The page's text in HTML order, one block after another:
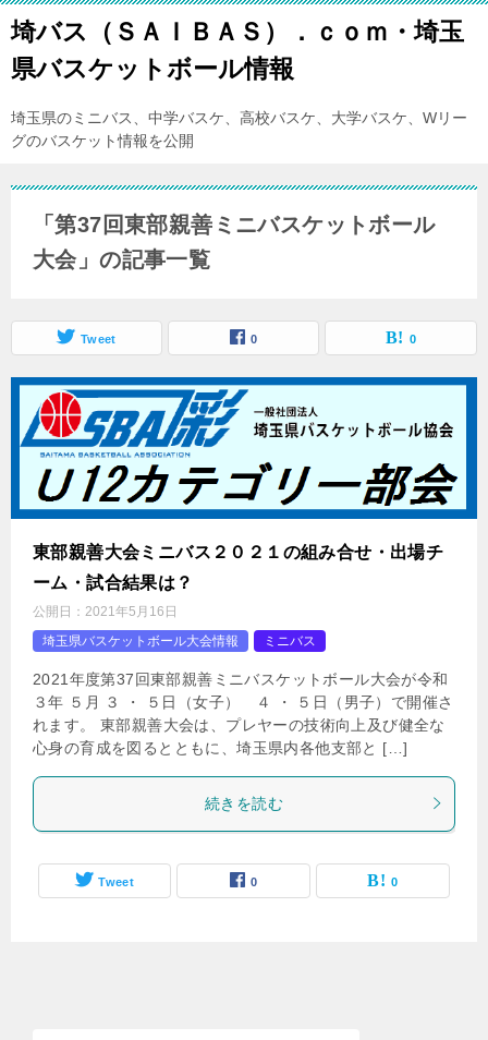
埼バス（ＳＡＩＢＡＳ）．ｃｏｍ・埼玉
県バスケットボール情報
埼玉県のミニバス、中学バスケ、高校バスケ、大学バスケ、Wリー
グのバスケット情報を公開
「第37回東部親善ミニバスケットボール
大会」の記事一覧
Tweet 0 0
東部親善大会ミニバス２０２１の組み合せ・出場チ
ーム・試合結果は？
公開日： 2021年5月16日
埼玉県バスケットボール大会情報
ミニバス
2021年度第37回東部親善ミニバスケットボール大会が令和
３年 ５月 ３ ・ ５日（女子） ４ ・ ５日（男子）で開催さ
れます。 東部親善大会は、プレヤーの技術向上及び健全な
心身の育成を図るとともに、埼玉県内各他支部と […]
続きを読む
Tweet 0 0